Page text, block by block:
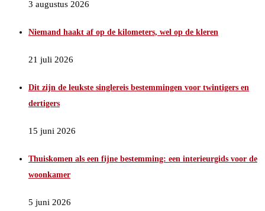
3 augustus 2026
Niemand haakt af op de kilometers, wel op de kleren
21 juli 2026
Dit zijn de leukste singlereis bestemmingen voor twintigers en
dertigers
15 juni 2026
Thuiskomen als een fijne bestemming: een interieurgids voor de
woonkamer
5 juni 2026